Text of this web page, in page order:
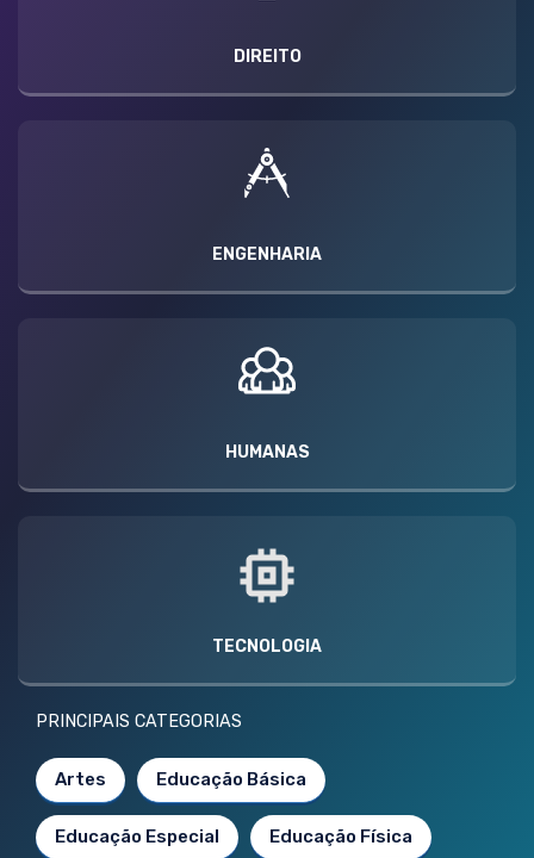
DIREITO
ENGENHARIA
HUMANAS
TECNOLOGIA
PRINCIPAIS CATEGORIAS
Artes Educação Básica
Educação Especial Educação Física